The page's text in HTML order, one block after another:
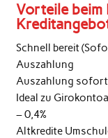
Vorteile beim
Schnell bereit
Auszahlung
Auszahlung
Ideal zu
– 0,4%
Altkredite